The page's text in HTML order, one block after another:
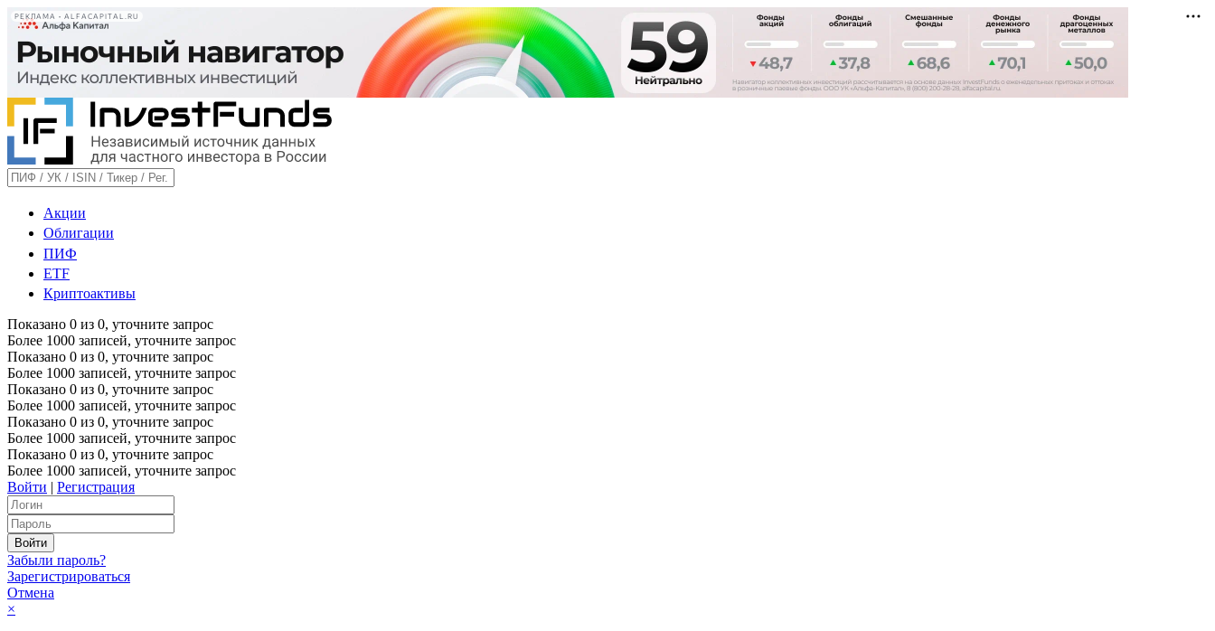
РЕКЛАМА • ALFACAPITAL.RU
Акции
Облигации
ПИФ
ETF
Криптоактивы
Показано 0 из 0, уточните запрос
Более 1000 записей, уточните запрос
Показано 0 из 0, уточните запрос
Более 1000 записей, уточните запрос
Показано 0 из 0, уточните запрос
Более 1000 записей, уточните запрос
Показано 0 из 0, уточните запрос
Более 1000 записей, уточните запрос
Показано 0 из 0, уточните запрос
Более 1000 записей, уточните запрос
Войти | Регистрация
Забыли пароль?
Зарегистрироваться
Отмена
×